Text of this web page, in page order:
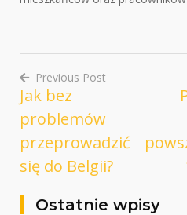
Nawigacja
wpisu
Previous Post
Jak bez
problemów
przeprowadzić
się do Belgii?
Ostatnie wpisy